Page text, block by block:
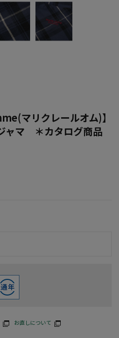
マリクレールオム)】
ャマ ＊カタログ商品
お直しについて